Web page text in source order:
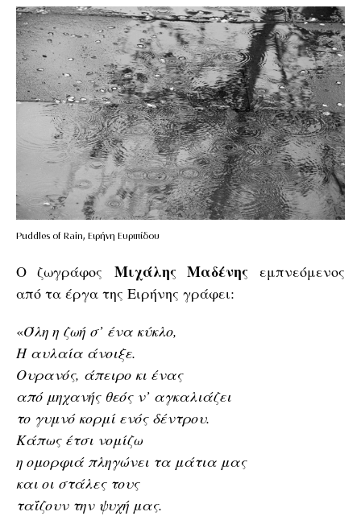
Puddles of Rain, Ειρήνη Ευριπίδου
Ο ζωγράφος Μιχάλης Μαδένηςεμπνεόμενος
από τα έργα της Ειρήνης γράφει:
«Όλη η ζωή σ’ ένα κύκλο,
H αυλαία άνοιξε.
Ουρανός, άπειρο κι ένας
από μηχανής θεός ν’ αγκαλιάζει
το γυμνό κορμί ενός δέντρου.
Kάπως έτσι νομίζω
η ομορφιά πληγώνει τα μάτια μας
και οι στάλες τους
ταΐζουν την ψυχή μας.